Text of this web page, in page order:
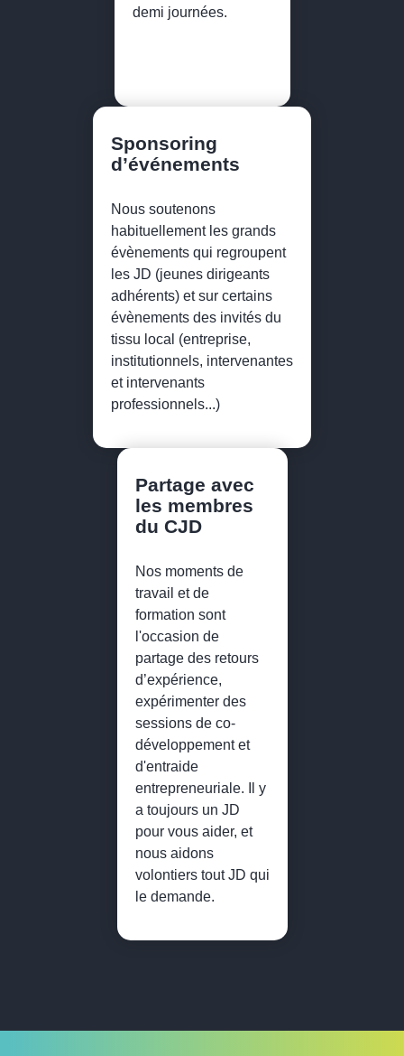
demi journées.
Sponsoring
d’événements
Nous soutenons
habituellement les grands
évènements qui regroupent
les JD (jeunes dirigeants
adhérents) et sur certains
évènements des invités du
tissu local (entreprise,
institutionnels, intervenantes
et intervenants
professionnels...)
Partage avec
les membres
du CJD
Nos moments de
travail et de
formation sont
l'occasion de
partage des retours
d’expérience,
expérimenter des
sessions de co-
développement et
d'entraide
entrepreneuriale. Il y
a toujours un JD
pour vous aider, et
nous aidons
volontiers tout JD qui
le demande.